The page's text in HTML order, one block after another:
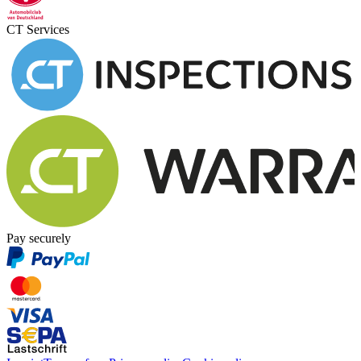
CT Services
Pay securely